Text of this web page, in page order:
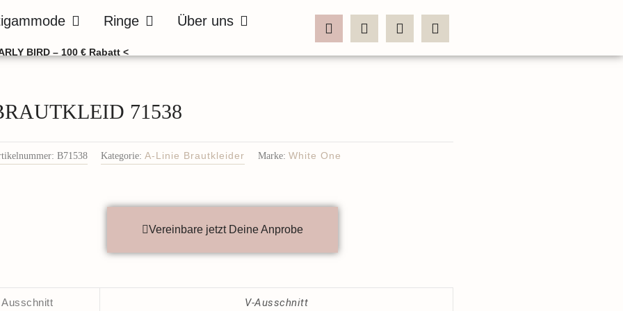
Öffne Bräutigammode
Ringe Öffne RingeÜber uns Öffne Über uns
BIRD – 100 € Rabatt <
71538
B71538 Kategorie: A-Linie Brautkleider Marke: White One
Vereinbare jetzt Deine Anprobe
Ausschnitt V-Ausschnitt